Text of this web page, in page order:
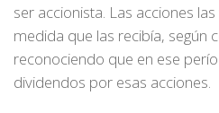
ser accionista. Las acciones
medida que las recibía, según
reconociendo que en ese
dividendos por esas acciones.